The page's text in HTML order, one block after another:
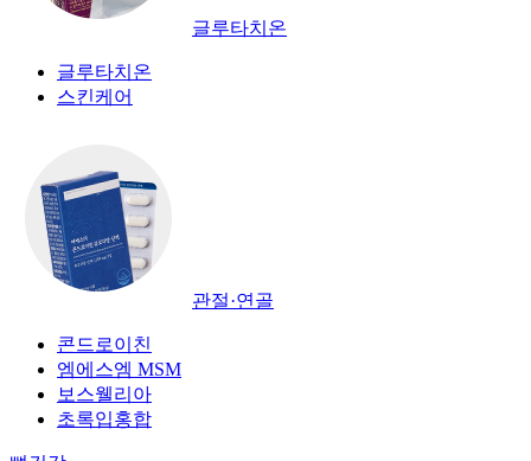
글루타치온
글루타치온
스킨케어
관절·연골
콘드로이친
엠에스엠 MSM
보스웰리아
초록입홍합